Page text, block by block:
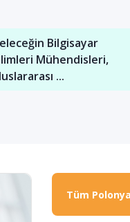
Balkanların
Hazineleriyle
Bir Eğiti...
Tüm